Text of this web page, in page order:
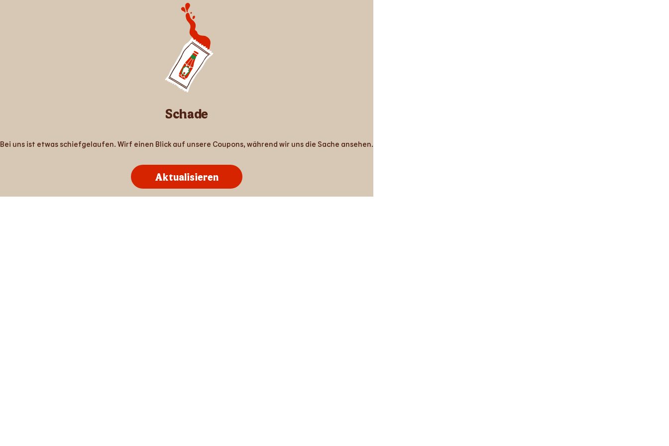
Schade
Bei uns ist etwas schiefgelaufen. Wirf einen Blick auf unsere Coupons, während wir uns die Sache ansehen.
Aktualisieren